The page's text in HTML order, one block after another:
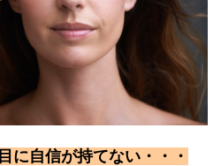
に自信が持てない・・・